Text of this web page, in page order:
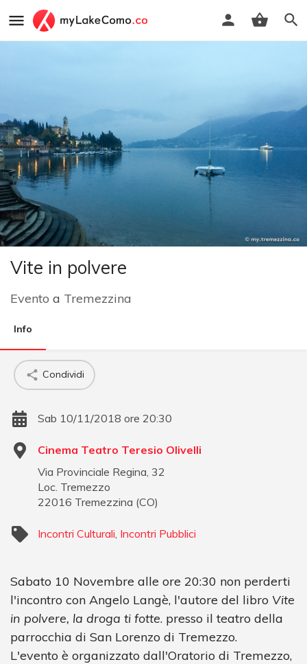
Vite in polvere
Evento a Tremezzina
Info
Condividi
Sab 10/11/2018 ore 20:30
Cinema Teatro Teresio Olivelli
Via Provinciale Regina, 32
Loc. Tremezzo
22016 Tremezzina (CO)
Incontri Culturali Incontri Pubblici
Sabato 10 Novembre alle ore 20:30 non perderti
l'incontro con Angelo Langè, l'autore del libro Vite
in polvere, la droga ti fotte. presso il teatro della
parrocchia di San Lorenzo di Tremezzo.
L'evento è organizzato dall'Oratorio di Tremezzo,